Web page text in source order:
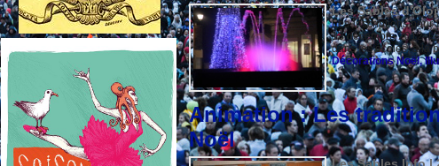
Les Sables
Les inscriptions pour
13 décembre 2012.
dans les écoles, à la
Décorations Noël,
Animation : Les
Noël